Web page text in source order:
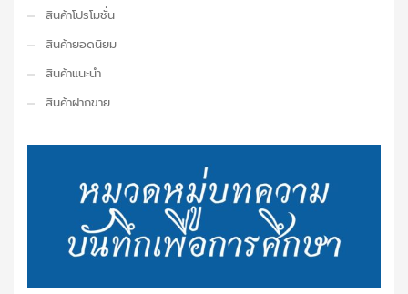
สินค้าโปรโมชั่น
สินค้ายอดนิยม
สินค้าแนะนำ
สินค้าฝากขาย